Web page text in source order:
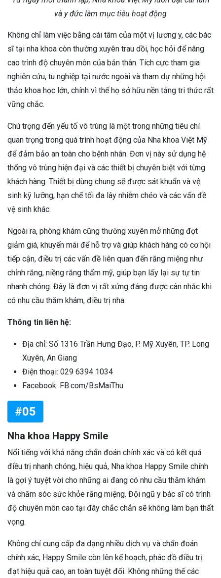
và y đức làm mục tiêu hoạt động
Không chỉ làm việc bằng cái tâm của một vị lương y, các bác
sĩ tại nha khoa còn thường xuyên trau dồi, học hỏi để nâng
cao trình độ chuyên môn của bản thân. Tích cực tham gia
nghiên cứu, tu nghiệp tại nước ngoài và tham dự những hội
thảo khoa học lớn, chính vì thế họ sở hữu nền tảng tri thức rất
vững chắc.
Chú trọng đến yếu tố vô trùng là một trong những tiêu chí
quan trọng trong quá trình hoạt động của Nha khoa Việt Mỹ
để đảm bảo an toàn cho bệnh nhân. Đơn vị này sử dụng hệ
thống vô trùng hiện đại và các thiết bị chuyên biệt với từng
khách hàng. Thiết bị dùng chung sẽ được sát khuẩn và vệ
sinh kỹ lưỡng, hạn chế tối đa lây nhiễm chéo và các vấn đề
vệ sinh khác.
Ngoài ra, phòng khám cũng thường xuyên mở những đợt
giảm giá, khuyến mãi để hỗ trợ và giúp khách hàng có cơ hội
tiếp cận, điều trị các vấn đề liên quan đến răng miệng như
chỉnh răng, niềng răng thẩm mỹ, giúp bạn lấy lại sự tự tin
nhanh chóng. Đây là đơn vị rất xứng đáng được cân nhắc khi
có nhu cầu thăm khám, điều trị nha.
Thông tin liên hệ:
Địa chỉ: Số 1316 Trần Hưng Đạo, P. Mỹ Xuyên, TP. Long
Xuyên, An Giang
Điện thoại: 029 6394 1034
Facebook: FB.com/BsMaiThu
#05
Nha khoa Happy Smile
Nổi tiếng với khả năng chẩn đoán chính xác và có kết quả
điều trị nhanh chóng, hiệu quả, Nha khoa Happy Smile chính
là gợi ý tuyệt vời cho những ai đang có nhu cầu thăm khám
và chăm sóc sức khỏe răng miệng. Đội ngũ y bác sĩ có trình
độ chuyên môn cao tại đây chắc chắn sẽ không làm bạn thất
vọng.
Không chỉ cung cấp đa dạng nhiều dịch vụ và chẩn đoán
chính xác, Happy Smile còn lên kế hoạch, phác đồ điều trị
đạt hiệu quả cao, an toàn tuyệt đối. Không những thế các